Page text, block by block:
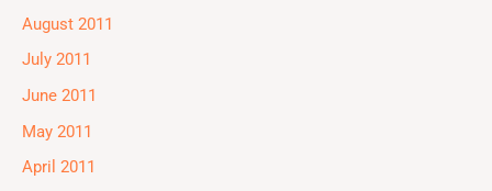
August 2011
July 2011
June 2011
May 2011
April 2011